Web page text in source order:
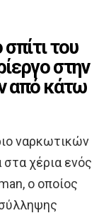
του
στην
από κάτω
ναρκωτικών
χέρια ενός
ο οποίος